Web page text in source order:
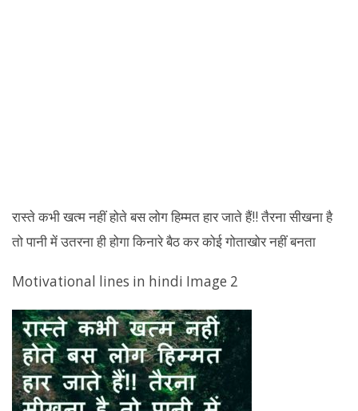
रास्ते कभी खत्म नहीं होते बस लोग हिम्मत हार जाते हैं!! तैरना सीखना है
तो पानी में उतरना ही होगा किनारे बैठ कर कोई गोताखोर नहीं बनता
Motivational lines in hindi Image 2